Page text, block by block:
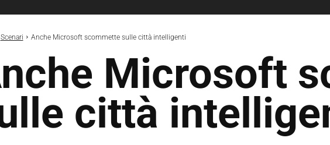
Scenari Anche Microsoft scommette sulle città intelligenti
Microsoft
città